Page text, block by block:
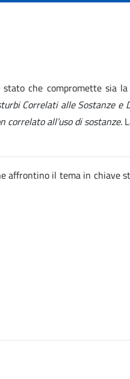
che compromette sia
Correlati alle Sostanze e
correlato all’uso di sostanze.
affrontino il tema in chiave